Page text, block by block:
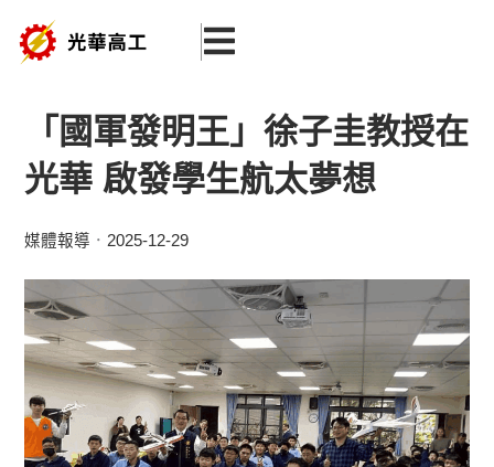
「國軍發明王」徐子圭教授在
光華 啟發學生航太夢想
媒體報導 2025-12-29